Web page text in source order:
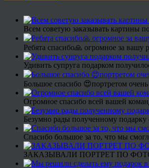
Всем советую заказывать картины
Ребята спасибо🙏 огромное за вашу
Удивить супруга подарком
Большое спасибо 😍портретом
Огромное спасибо всей вашей
Безумно рады полученному
Спасибо большое за то, что мы
ЗАКАЗЫВАЛИ ПОРТРЕТ ПО